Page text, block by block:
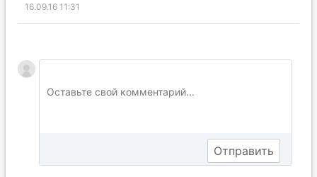
16.09.16 11:31